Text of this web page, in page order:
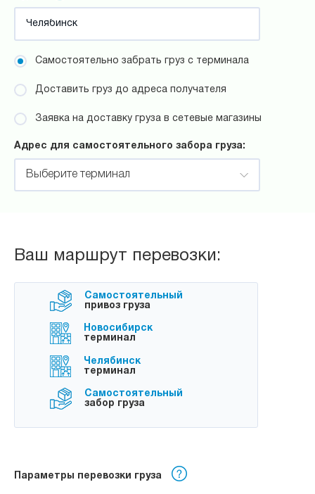
Самостоятельно забрать груз с терминала
Доставить груз до адреса получателя
Заявка на доставку груза в сетевые магазины
Адрес для самостоятельного забора груза:
Выберите терминал
Ваш маршрут перевозки:
Самостоятельный
привоз груза
Новосибирск
терминал
Челябинск
терминал
Самостоятельный
забор груза
Параметры перевозки груза